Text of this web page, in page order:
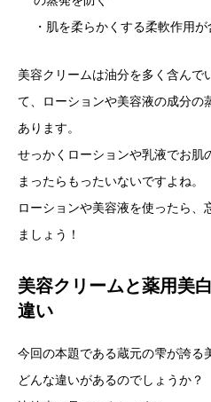
・肌を柔らかくする柔軟作用
美容クリームは油分を多く含んで
て、ローションや美容液の成分の
あります。
せっかくローションや乳液でお肌
まったらもったいないですよね。
ローションや美容液を使ったら、
ましょう！
美容クリームと薬用美
違い
今回の本題である蔵元の雫が誇る
どんな違いがあるのでしょうか？